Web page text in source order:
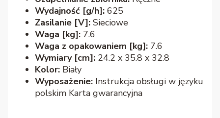
Wydajność [g/h]: 625
Zasilanie [V]: Sieciowe
Waga [kg]: 7.6
Waga z opakowaniem [kg]: 7.6
Wymiary [cm]: 24.2 x 35.8 x 32.8
Kolor: Biały
Wyposażenie: Instrukcja obsługi w języku
polskim Karta gwarancyjna